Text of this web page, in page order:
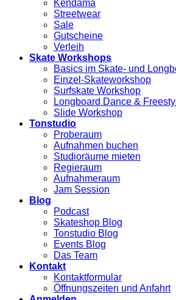
Kendama
Streetwear
Sale
Gutscheine
Verleih
Skate Workshops
Basics im Skate- und
Einzel-Skateworkshop
Surfskate Workshop
Longboard Dance &
Slide Workshop
Tonstudio
Proberaum
Aufnahmen buchen
Studioräume mieten
Regieraum
Aufnahmeraum
Jam Session
Blog
Podcast
Skateshop Blog
Tonstudio Blog
Events Blog
Das Team
Kontakt
Kontaktformular
Öffnungszeiten und Anfahrt